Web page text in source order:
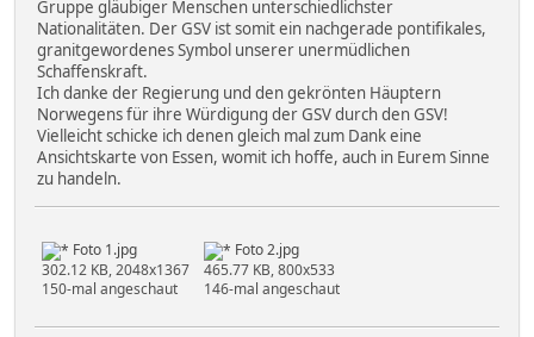
Gruppe gläubiger Menschen unterschiedlichster
Nationalitäten. Der GSV ist somit ein nachgerade pontifikales,
granitgewordenes Symbol unserer unermüdlichen
Schaffenskraft.
Ich danke der Regierung und den gekrönten Häuptern
Norwegens für ihre Würdigung der GSV durch den GSV!
Vielleicht schicke ich denen gleich mal zum Dank eine
Ansichtskarte von Essen, womit ich hoffe, auch in Eurem Sinne
zu handeln.
Foto 1.jpg
302.12 KB, 2048x1367
150-mal angeschaut
Foto 2.jpg
465.77 KB, 800x533
146-mal angeschaut